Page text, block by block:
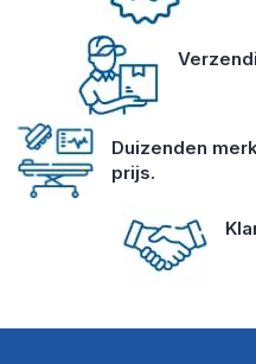
Duizenden
prijs.